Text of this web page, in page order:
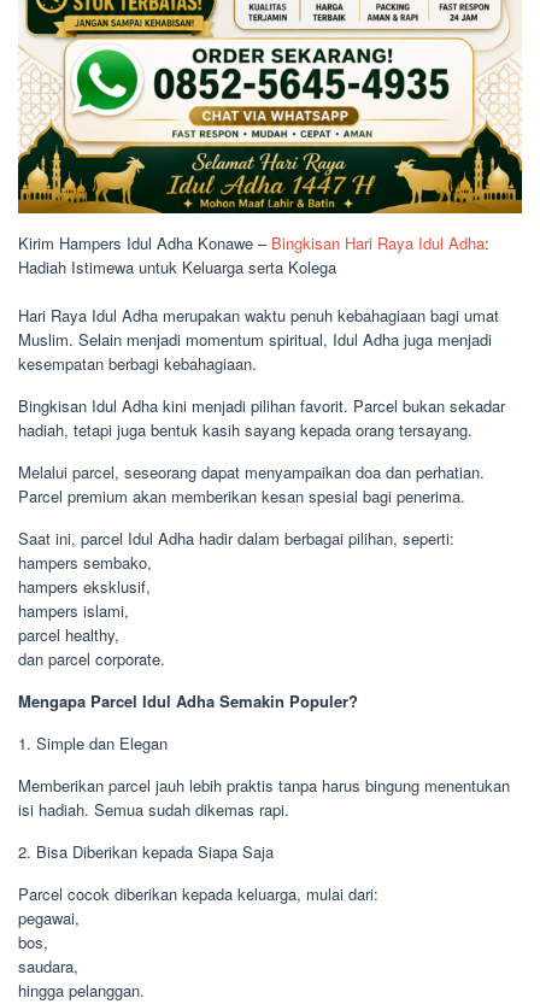
Kirim Hampers Idul Adha Konawe – Bingkisan Hari Raya Idul Adha:
Hadiah Istimewa untuk Keluarga serta Kolega
Hari Raya Idul Adha merupakan waktu penuh kebahagiaan bagi umat
Muslim. Selain menjadi momentum spiritual, Idul Adha juga menjadi
kesempatan berbagi kebahagiaan.
Bingkisan Idul Adha kini menjadi pilihan favorit. Parcel bukan sekadar
hadiah, tetapi juga bentuk kasih sayang kepada orang tersayang.
Melalui parcel, seseorang dapat menyampaikan doa dan perhatian.
Parcel premium akan memberikan kesan spesial bagi penerima.
Saat ini, parcel Idul Adha hadir dalam berbagai pilihan, seperti:
hampers sembako,
hampers eksklusif,
hampers islami,
parcel healthy,
dan parcel corporate.
Mengapa Parcel Idul Adha Semakin Populer?
1. Simple dan Elegan
Memberikan parcel jauh lebih praktis tanpa harus bingung menentukan
isi hadiah. Semua sudah dikemas rapi.
2. Bisa Diberikan kepada Siapa Saja
Parcel cocok diberikan kepada keluarga, mulai dari:
pegawai,
bos,
saudara,
hingga pelanggan.